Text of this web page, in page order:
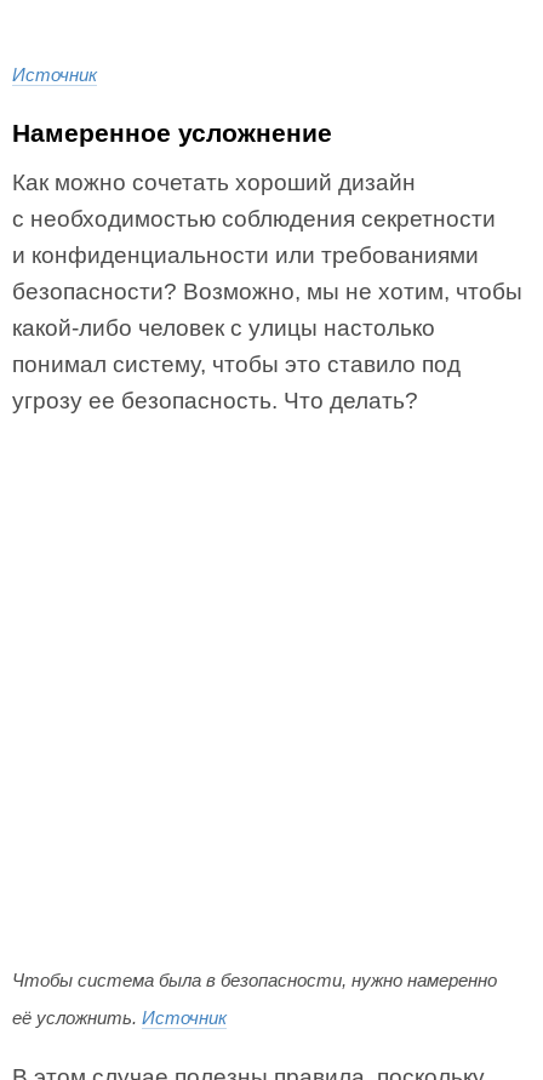
Источник
Намеренное усложнение
Как можно сочетать хороший дизайн
с необходимостью соблюдения секретности
и конфиденциальности или требованиями
безопасности? Возможно, мы не хотим, чтобы
какой-либо человек с улицы настолько
понимал систему, чтобы это ставило под
угрозу ее безопасность. Что делать?
Чтобы система была в безопасности, нужно намеренно
её усложнить. Источник